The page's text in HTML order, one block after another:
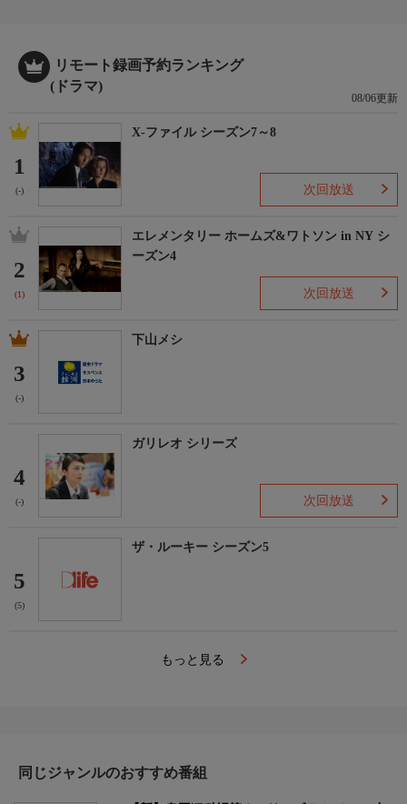
リモート録画予約ランキング
(ドラマ)
08/06更新
1
(-)
X-ファイル シーズン7～8
次回放送
2
(1)
エレメンタリー ホームズ&ワトソン in NY シ
ーズン4
次回放送
3
(-)
下山メシ
4
(-)
ガリレオ シリーズ
次回放送
5
(5)
ザ・ルーキー シーズン5
もっと見る
同じジャンルのおすすめ番組